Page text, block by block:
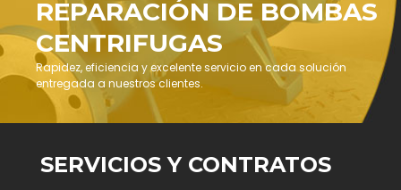
REPARACIÓN DE BOMBAS
CENTRIFUGAS
Rapidez, eficiencia y excelente servicio en cada solución
entregada a nuestros clientes.
SERVICIOS Y CONTRATOS